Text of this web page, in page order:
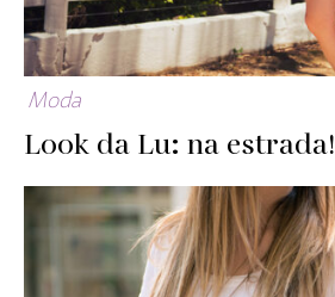
Moda
Look da Lu: na estrada!